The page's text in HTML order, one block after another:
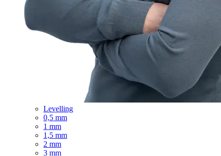
Levelling
0,5 mm
1 mm
1,5 mm
2 mm
3 mm